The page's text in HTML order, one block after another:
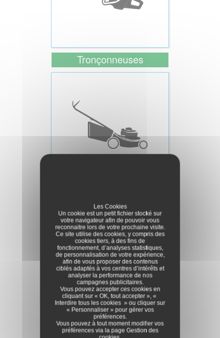
Tronçonneuses
Tondeuses autoportées
Les Cookies
Un cookie est un petit fichier stocké sur
votre navigateur afin de pouvoir vous
reconnaitre lors de votre prochaine visite.
Ce site utilise des cookies, y compris des
cookies tiers, à des fins de
fonctionnement, d’analyses statistiques,
de personnalisation de votre expérience,
afin de vous proposer des contenus
ciblés adaptés à vos centres d’intérêts et
analyser la performance de nos
campagnes publicitaires.
Vous pouvez accepter ces cookies en
cliquant sur « OK, tout accepter », «
Interdire tous les cookies » ou cliquer sur
« Personnaliser » pour gérer vos
préférences.
Vous pouvez à tout moment modifier vos
préférences via la page Gestion des